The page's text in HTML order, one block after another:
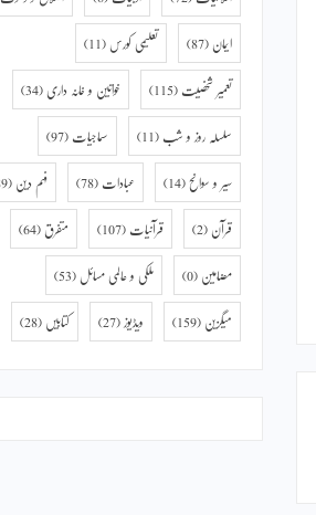
ایمان (87) تعلیمی کورس (11)
تعمیر شخصیت (115) خواتین و خانہ داری (34)
سلسلہ روز و شب (11) سماجیات (97)
سیر و سوانح(14) عبادات (78) فہم دین (189)
قرآن (2) قرآنیات (107) متفرق (64)
مضامین (0) ملکی و عالمی مسائل (53)
میگزین (159) ویڈیوز (27) کتابیں (28)